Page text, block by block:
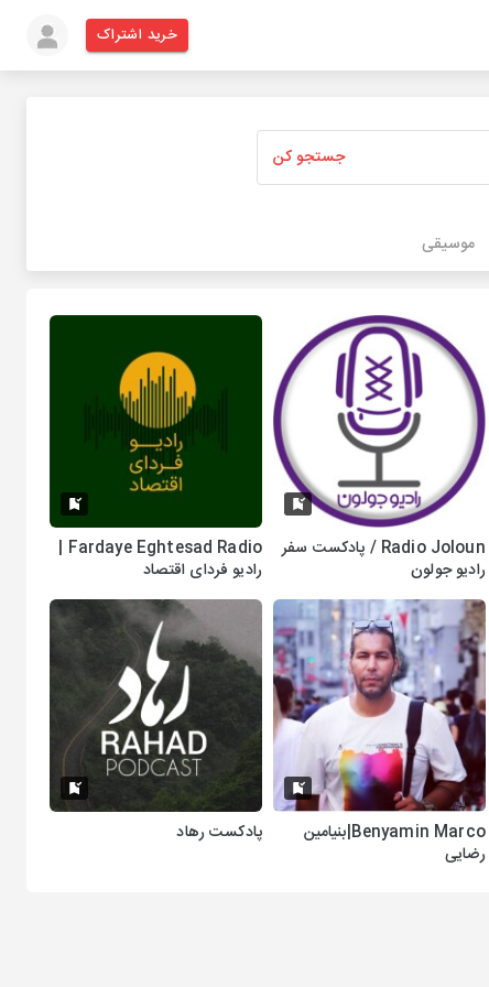
خرید اشتراک
جستجو کن
موسیقی
Radio Joloun / پادکست سفر
رادیو جولون
Fardaye Eghtesad Radio |
رادیو فردای اقتصاد
Benyamin Marco|بنیامین
رضایی
پادکست رهاد